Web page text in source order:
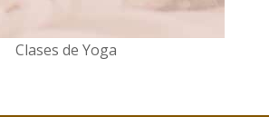
Clases de Yoga